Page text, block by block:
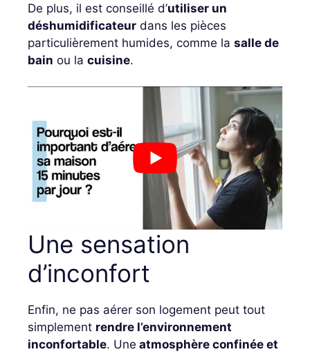
De plus, il est conseillé d’utiliser un
déshumidificateur dans les pièces
particulièrement humides, comme la salle de
bain ou la cuisine.
Une sensation
d’inconfort
Enfin, ne pas aérer son logement peut tout
simplement rendre l’environnement
inconfortable. Une atmosphère confinée et